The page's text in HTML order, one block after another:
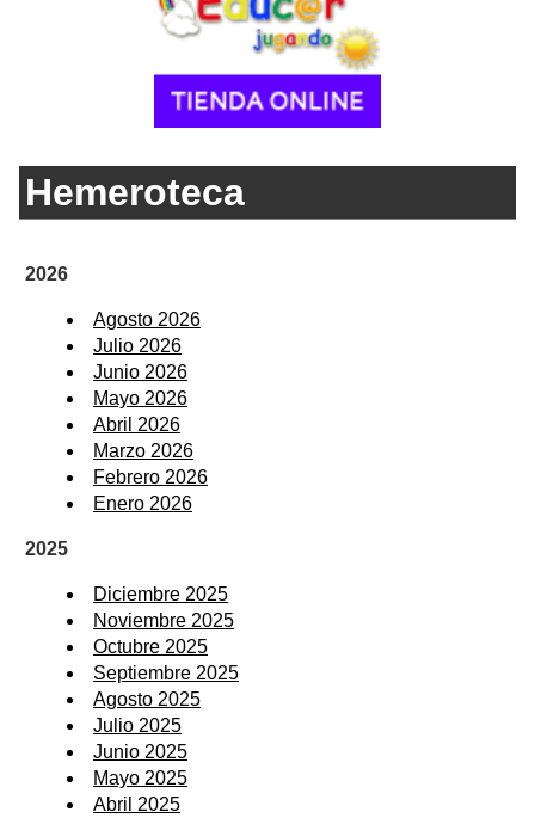
Hemeroteca
2026
Agosto 2026
Julio 2026
Junio 2026
Mayo 2026
Abril 2026
Marzo 2026
Febrero 2026
Enero 2026
2025
Diciembre 2025
Noviembre 2025
Octubre 2025
Septiembre 2025
Agosto 2025
Julio 2025
Junio 2025
Mayo 2025
Abril 2025